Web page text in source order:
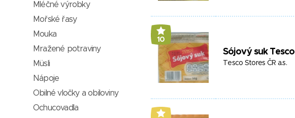
10
Sójový suk Tesco
Tesco Stores ČR a.s.
Mléčné výrobky
Mořské řasy
Mouka
Mražené potraviny
Müsli
Nápoje
Obilné vločky a obiloviny
Ochucovadla